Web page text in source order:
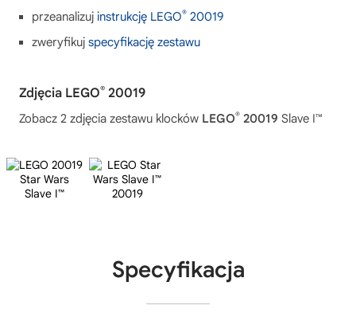
przeanalizuj instrukcję LEGO® 20019
zweryfikuj specyfikację zestawu
Zdjęcia LEGO® 20019
Zobacz 2 zdjęcia zestawu klocków LEGO® 20019 Slave I™
Specyfikacja